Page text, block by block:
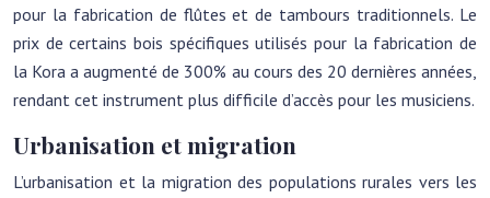
pour la fabrication de flûtes et de tambours traditionnels. Le
prix de certains bois spécifiques utilisés pour la fabrication de
la Kora a augmenté de 300% au cours des 20 dernières années,
rendant cet instrument plus difficile d’accès pour les musiciens.
Urbanisation et migration
L’urbanisation et la migration des populations rurales vers les